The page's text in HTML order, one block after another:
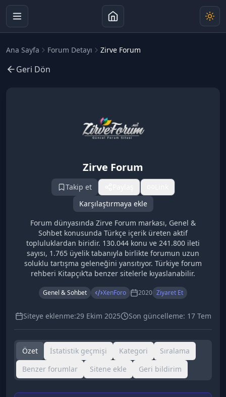
Ana Sayfa Forum Detayı Zirve Forum
Geri Dön
Zirve Forum
Takip et
Karşılaştırmaya ekle
Forum dünyasında Zirve Forum markası, Genel &
Sohbet konusunda Türkçe içerik üreten aktif
topluluklardan biridir. 130.044 konu ve 241.800 ileti
sayısı, 1.765 üyelik tabanıyla birlikte forumun uzun
soluklu tartışma geleneğini yansıtıyor. Türkiye forum
rehberi Kitapçık’ta benzer sitelerle kıyaslanabilir.
Genel & Sohbet XenForo 2020 Ziyaret Et
Siteye eklenme:29 Ekim 2025 Son güncelleme: 17 Tem
Özet İstatistik geçmişi Kategori
Sıralama
Benzer forumlar
Sitene ekle Geri bildirim